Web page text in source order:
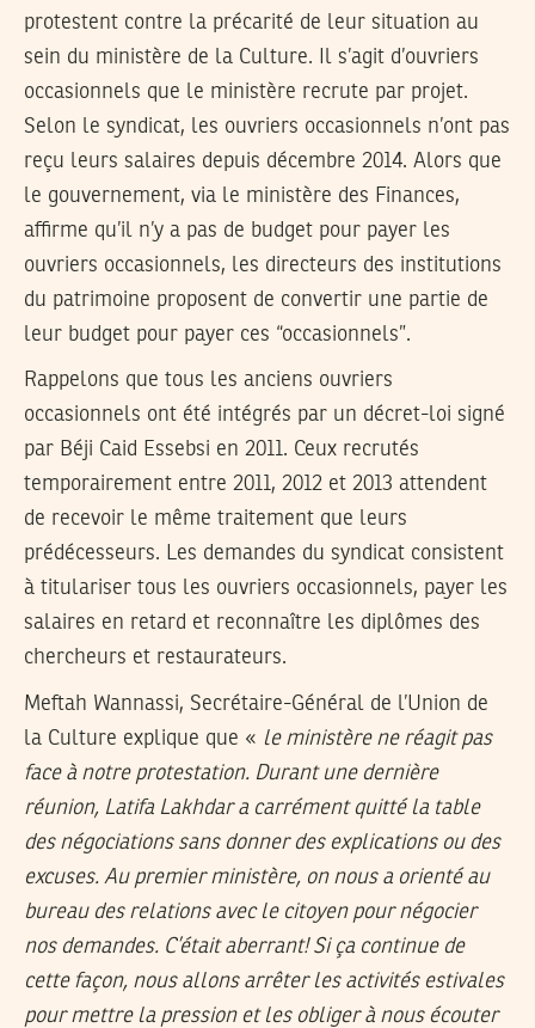
protestent contre la précarité de leur situation au
sein du ministère de la Culture. Il s’agit d’ouvriers
occasionnels que le ministère recrute par projet.
Selon le syndicat, les ouvriers occasionnels n’ont pas
reçu leurs salaires depuis décembre 2014. Alors que
le gouvernement, via le ministère des Finances,
affirme qu’il n’y a pas de budget pour payer les
ouvriers occasionnels, les directeurs des institutions
du patrimoine proposent de convertir une partie de
leur budget pour payer ces “occasionnels”.
Rappelons que tous les anciens ouvriers
occasionnels ont été intégrés par un décret-loi signé
par Béji Caid Essebsi en 2011. Ceux recrutés
temporairement entre 2011, 2012 et 2013 attendent
de recevoir le même traitement que leurs
prédécesseurs. Les demandes du syndicat consistent
à titulariser tous les ouvriers occasionnels, payer les
salaires en retard et reconnaître les diplômes des
chercheurs et restaurateurs.
Meftah Wannassi, Secrétaire-Général de l’Union de
la Culture explique que « le ministère ne réagit pas
face à notre protestation. Durant une dernière
réunion, Latifa Lakhdar a carrément quitté la table
des négociations sans donner des explications ou des
excuses. Au premier ministère, on nous a orienté au
bureau des relations avec le citoyen pour négocier
nos demandes. C’était aberrant! Si ça continue de
cette façon, nous allons arrêter les activités estivales
pour mettre la pression et les obliger à nous écouter